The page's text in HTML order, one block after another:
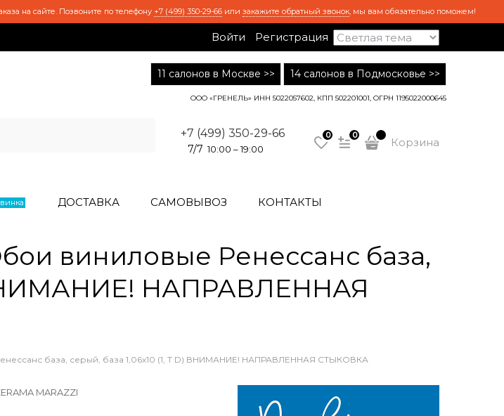
на сайте. Позвоните по телефону +7 (499) 350-29-66 или закажите обратный звонок, мы вам обязательно поможем!
Войти Регистрация
11 салонов в Москве >> 14 салонов в Подмосковье >>
ООО «ГРЕНЕЛЬ» ИНН 5022057602, КПП 502201001, ОГРН 1195022000645
+7 (499) 350-29-66
7/7 10:00 – 19:00
0 0
Корзина
ДОСТАВКА САМОВЫВОЗ КОНТАКТЫ
виниловые Ренессанс база,
ВНИМАНИЕ! НАПРАВЛЕННАЯ
база, серый, база 1,06х10 (1, Т D) ВНИМАНИЕ! НАПРАВЛЕННАЯ СТЫКОВКА
MARAZZI